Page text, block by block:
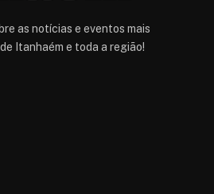
as notícias e eventos mais
Itanhaém e toda a região!